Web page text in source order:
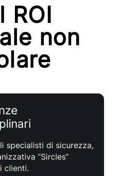
ROI
non
specialisti di sicurezza,
“Sircles”
clienti.